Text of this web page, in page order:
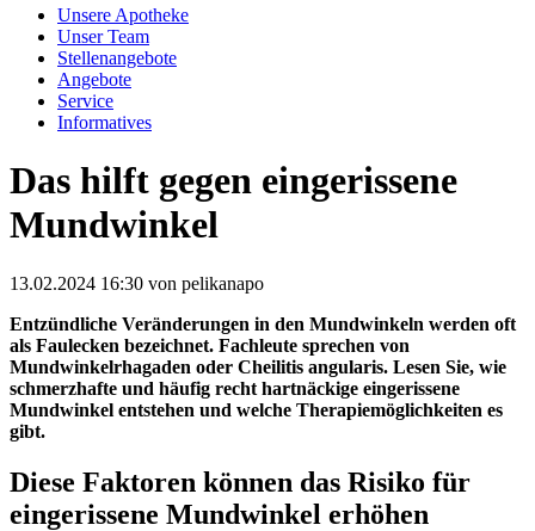
Unsere Apotheke
Unser Team
Stellenangebote
Angebote
Service
Informatives
Das hilft gegen eingerissene
Mundwinkel
13.02.2024 16:30 von pelikanapo
Entzündliche Veränderungen in den Mundwinkeln werden oft
als Faulecken bezeichnet. Fachleute sprechen von
Mundwinkelrhagaden oder Cheilitis angularis. Lesen Sie, wie
schmerzhafte und häufig recht hartnäckige eingerissene
Mundwinkel entstehen und welche Therapiemöglichkeiten es
gibt.
Diese Faktoren können das Risiko für
eingerissene Mundwinkel erhöhen